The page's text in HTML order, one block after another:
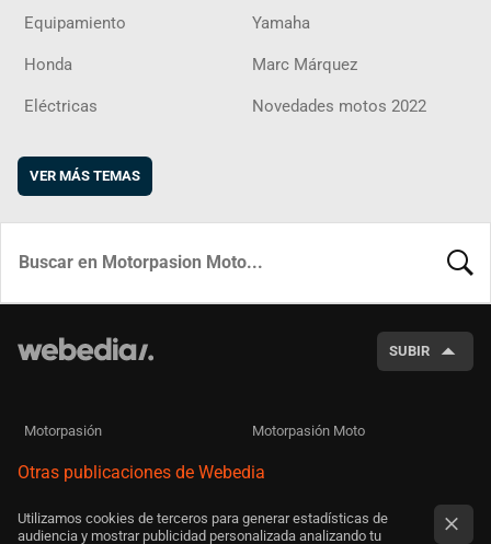
Equipamiento Yamaha
Honda Marc Márquez
Eléctricas Novedades motos 2022
VER MÁS TEMAS
SUBIR
Motorpasión Motorpasión Moto
Otras publicaciones de Webedia
Utilizamos cookies de terceros para generar estadísticas de
audiencia y mostrar publicidad personalizada analizando tu